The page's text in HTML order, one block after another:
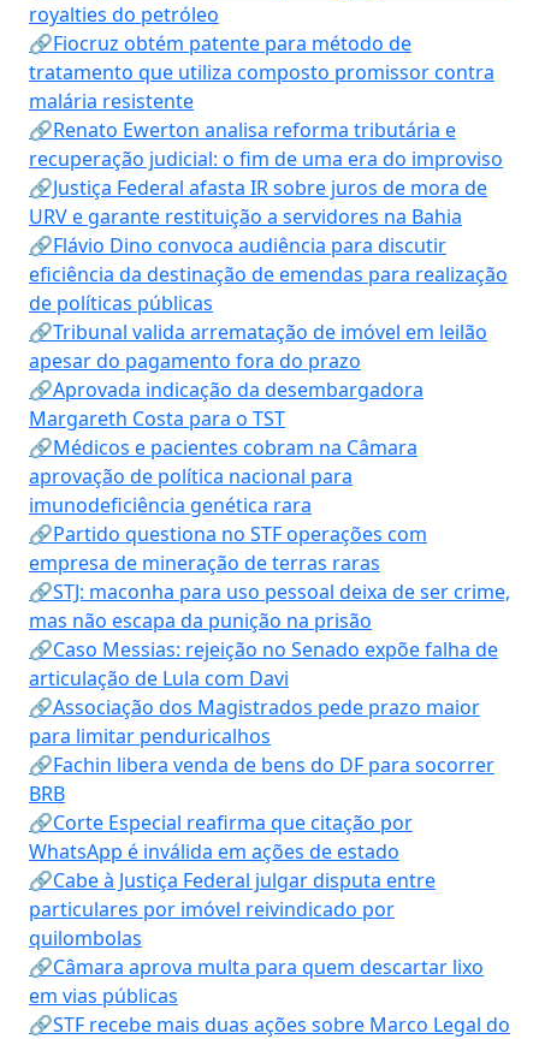
royalties do petróleo
🔗Fiocruz obtém patente para método de
tratamento que utiliza composto promissor contra
malária resistente
🔗Renato Ewerton analisa reforma tributária e
recuperação judicial: o fim de uma era do improviso
🔗Justiça Federal afasta IR sobre juros de mora de
URV e garante restituição a servidores na Bahia
🔗Flávio Dino convoca audiência para discutir
eficiência da destinação de emendas para realização
de políticas públicas
🔗Tribunal valida arrematação de imóvel em leilão
apesar do pagamento fora do prazo
🔗Aprovada indicação da desembargadora
Margareth Costa para o TST
🔗Médicos e pacientes cobram na Câmara
aprovação de política nacional para
imunodeficiência genética rara
🔗Partido questiona no STF operações com
empresa de mineração de terras raras
🔗STJ: maconha para uso pessoal deixa de ser crime,
mas não escapa da punição na prisão
🔗Caso Messias: rejeição no Senado expõe falha de
articulação de Lula com Davi
🔗Associação dos Magistrados pede prazo maior
para limitar penduricalhos
🔗Fachin libera venda de bens do DF para socorrer
BRB
🔗Corte Especial reafirma que citação por
WhatsApp é inválida em ações de estado
🔗Cabe à Justiça Federal julgar disputa entre
particulares por imóvel reivindicado por
quilombolas
🔗Câmara aprova multa para quem descartar lixo
em vias públicas
🔗STF recebe mais duas ações sobre Marco Legal do